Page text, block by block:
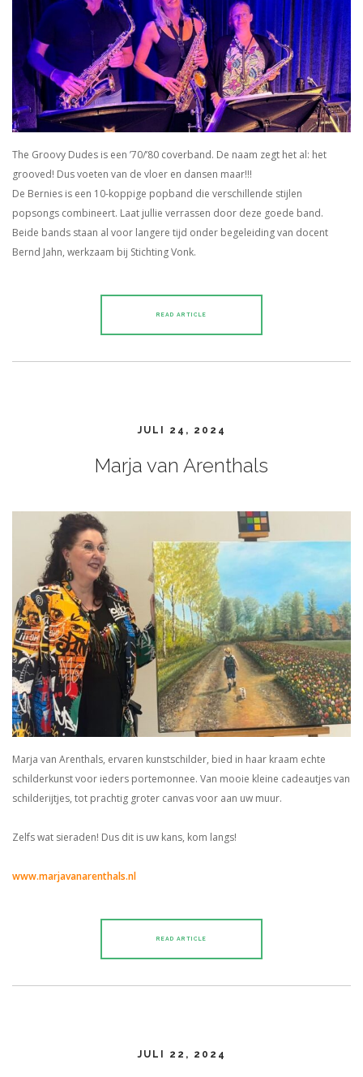
The Groovy Dudes is een ’70/’80 coverband. De naam zegt het al: het
grooved! Dus voeten van de vloer en dansen maar!!!
De Bernies is een 10-koppige popband die verschillende stijlen
popsongs combineert. Laat jullie verrassen door deze goede band.
Beide bands staan al voor langere tijd onder begeleiding van docent
Bernd Jahn, werkzaam bij Stichting Vonk.
READ ARTICLE
JULI 24, 2024
Marja van Arenthals
Marja van Arenthals, ervaren kunstschilder, bied in haar kraam echte
schilderkunst voor ieders portemonnee. Van mooie kleine cadeautjes van
schilderijtjes, tot prachtig groter canvas voor aan uw muur.
Zelfs wat sieraden! Dus dit is uw kans, kom langs!
www.marjavanarenthals.nl
READ ARTICLE
JULI 22, 2024